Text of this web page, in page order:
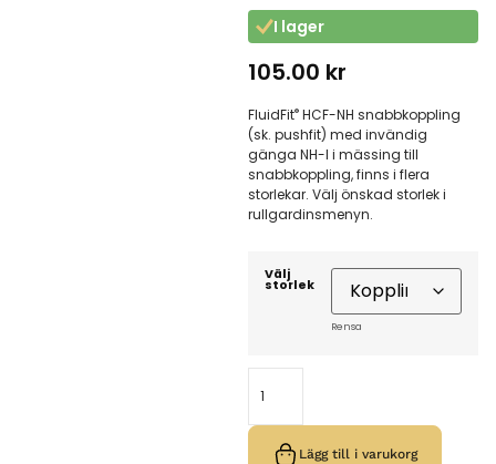
I lager
105.00 kr
FluidFit® HCF-NH snabbkoppling
(sk. pushfit) med invändig
gänga NH-I i mässing till
snabbkoppling, finns i flera
storlekar. Välj önskad storlek i
rullgardinsmenyn.
Välj
storlek
Rensa
Lägg till i varukorg